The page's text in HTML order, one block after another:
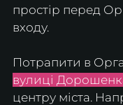
простір перед
входу.
Потрапити в
вулиці
центру міста.